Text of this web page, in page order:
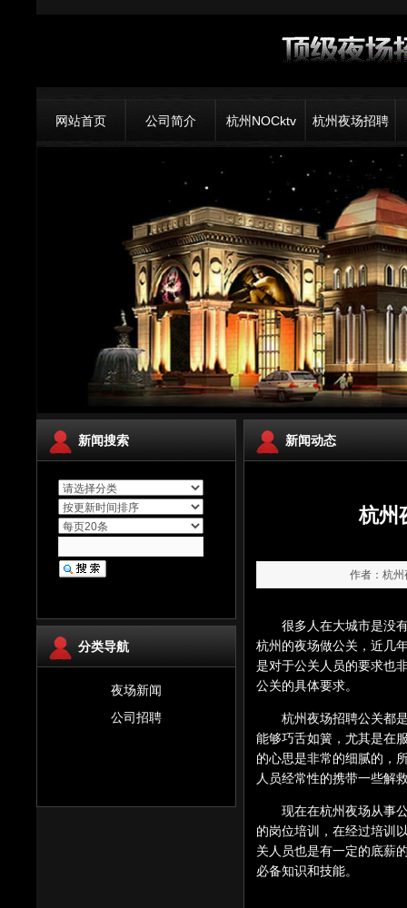
网站首页 公司简介 杭州NOCktv 杭州夜场招聘
新闻搜索 新闻动态
杭州
作者：杭
很多人在大城市是没有
杭州的夜场做公关，近几
是对于公关人员的要求也
公关的具体要求。
杭州夜场招聘公关都是
能够巧舌如簧，尤其是在
的心思是非常的细腻的，
人员经常性的携带一些解
现在在杭州夜场从事公
的岗位培训，在经过培训
关人员也是有一定的底薪
必备知识和技能。
分类导航
夜场新闻
公司招聘